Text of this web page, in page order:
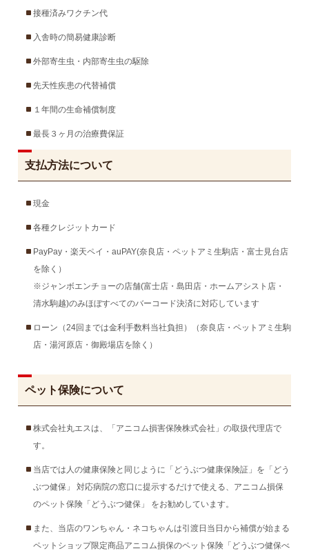
接種済みワクチン代
入舎時の簡易健康診断
外部寄生虫・内部寄生虫の駆除
先天性疾患の代替補償
１年間の生命補償制度
最長３ヶ月の治療費保証
支払方法について
現金
各種クレジットカード
PayPay・楽天ペイ・auPAY(奈良店・ペットアミ生駒店・富士見台店
を除く）
※ジャンボエンチョーの店舗(富士店・島田店・ホームアシスト店・
清水駒越)のみほぼすべてのバーコード決済に対応しています
ローン（24回までは金利手数料当社負担）（奈良店・ペットアミ生駒
店・湯河原店・御殿場店を除く）
ペット保険について
株式会社丸エスは、「アニコム損害保険株式会社」の取扱代理店で
す。
当店では人の健康保険と同じように「どうぶつ健康保険証」を「どう
ぶつ健保」 対応病院の窓口に提示するだけで使える、アニコム損保
のペット保険「どうぶつ健保」 をお勧めしています。
また、当店のワンちゃん・ネコちゃんは引渡日当日から補償が始まる
ペットショップ限定商品アニコム損保のペット保険「どうぶつ健保べ